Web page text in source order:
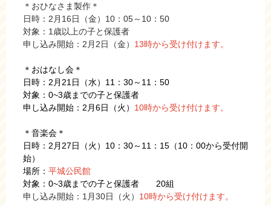
＊おひなさま製作＊
日時：2月16日（金）10：05～10：50
対象：1歳以上の子と保護者
申し込み開始：2月2日（金） 13時から受け付けます。
＊おはなし会＊
日時：2月21日（水）11：30～11：50
対象：0~3歳までの子と保護者
申し込み開始：2月6日（火） 10時から受け付けます。
＊音楽会＊
日時：2月27日（火）10：30～11：15（10：00から受付開
始）
場所： 平城公民館
対象：0~3歳までの子と保護者 20組
申し込み開始：1月30日（火） 10時から受け付けます。